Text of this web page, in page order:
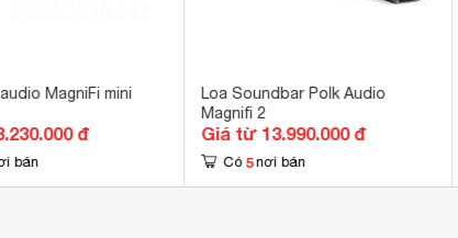
MagniFi mini
đ
bán
Loa Soundbar Polk Audio
Magnifi 2
Giá từ 13.990.000 đ
Có 5 nơi bán